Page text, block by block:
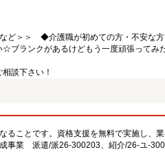
ど＞＞ ◆介護職が初めての方・不安な
ブランクがあるけどもう一度頑張ってみ
談下さい！
ることです。資格支援を無料で実施し、
事業 派遣/派26-300203、紹介/26-ユ-